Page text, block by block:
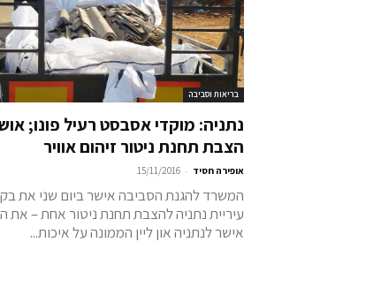
בריאות וסביבה
נתניה: מוקדי אסבסט רעיל פונו;
הצבת תחנת ניטור זיהום אוויר
אופירה חסיד -
15/11/2016
המשרד להגנת הסביבה אישר ביום שני את
עיריית נתניה להצבת תחנת ניטור אחת – את
אישר לנתניה און ליין הממונה על איכות...